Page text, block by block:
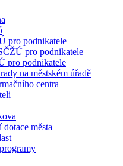
pro podnikatele
pro podnikatele
pro podnikatele
na městském úřadě
centra
města